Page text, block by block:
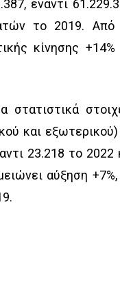
έναντι
το 2019. Από
κίνησης
και
23.218 το 2022
αύξηση